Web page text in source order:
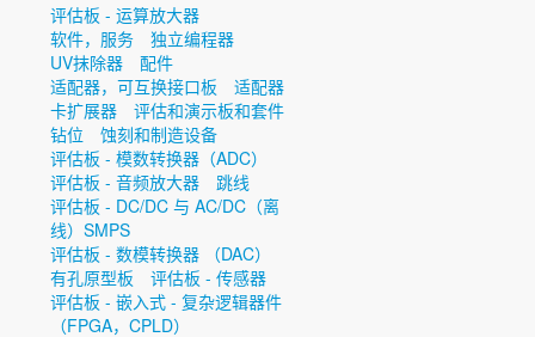
评估板 - 运算放大器
软件，服务
独立编程器
UV抹除器
配件
适配器，可互换接口板
适配器
卡扩展器
评估和演示板和套件
钻位
蚀刻和制造设备
评估板 - 模数转换器（ADC）
评估板 - 音频放大器
跳线
评估板 - DC/DC 与 AC/DC（离
线）SMPS
评估板 - 数模转换器 （DAC）
有孔原型板
评估板 - 传感器
评估板 - 嵌入式 - 复杂逻辑器件
（FPGA，CPLD）